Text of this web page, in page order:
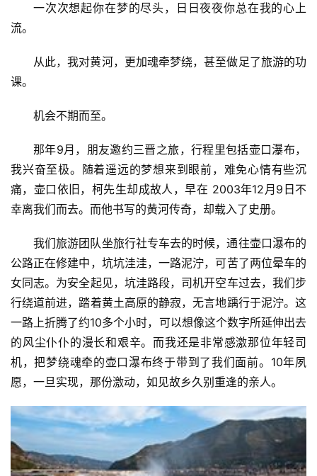
一次次想起你在梦的尽头，日日夜夜你总在我的心上
流。
从此，我对黄河，更加魂牵梦绕，甚至做足了旅游的功
课。
机会不期而至。
那年9月，朋友邀约三晋之旅，行程里包括壶口瀑布，
我兴奋至极。随着遥远的梦想来到眼前，难免心情有些沉
痛，壶口依旧，柯先生却成故人，早在 2003年12月9日不
幸离我们而去。而他书写的黄河传奇，却载入了史册。
我们旅游团队坐旅行社专车去的时候，通往壶口瀑布的
公路正在修建中，坑坑洼洼，一路泥泞，可苦了两位晕车的
女同志。为安全起见，坑洼路段，司机开空车过去，我们步
行绕道前进，踏着黄土高原的静寂，无言地踽行于泥泞。这
一路上折腾了约10多个小时，可以想像这个数字所延伸出去
的风尘仆仆的漫长和艰辛。而我还是非常感激那位年轻司
机，把梦绕魂牵的壶口瀑布终于带到了我们面前。10年夙
愿，一旦实现，那份激动，如见故乡久别重逢的亲人。